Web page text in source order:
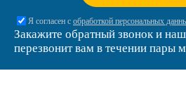
Я согласен с обработкой персональных
Закажите обратный звонок и наш
перезвонит вам в течении пары